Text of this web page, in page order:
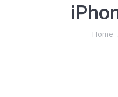
You
Home